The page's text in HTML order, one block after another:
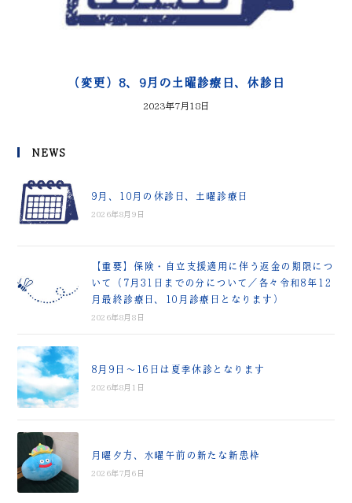
（変更）8、9月の土曜診療日、休診日
2023年7月18日
NEWS
9月、10月の休診日、土曜診療日
2026年8月9日
【重要】保険・自立支援適用に伴う返金の期限につ
いて（7月31日までの分について／各々令和8年12
月最終診療日、10月診療日となります）
2026年8月8日
8月9日～16日は夏季休診となります
2026年8月1日
月曜夕方、水曜午前の新たな新患枠
2026年7月6日